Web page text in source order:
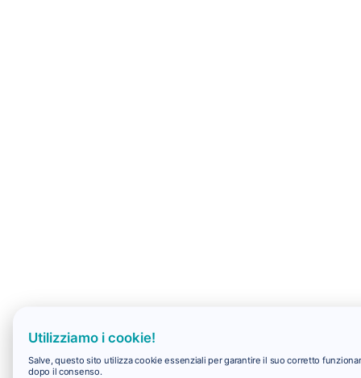
Utilizziamo i cookie!
Salve, questo sito utilizza cookie essenziali per garantire il suo corretto
dopo il consenso.